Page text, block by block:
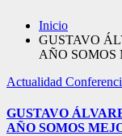
Inicio
GUSTAVO
AÑO SOMOS
Actualidad
GUSTAVO
AÑO SOMOS